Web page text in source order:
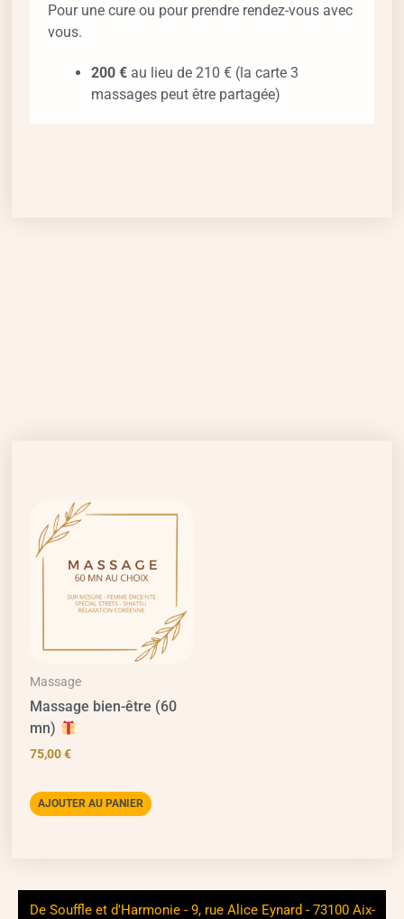
mn
Pour une cure ou pour prendre rendez-vous avec
vous.
200 € au lieu de 210 € (la carte 3
massages peut être partagée)
Massage
Massage bien-être (60
mn)
75,00€
AJOUTER AU PANIER
De Souffle et d'Harmonie - 9, rue Alice Eynard - 73100 Aix-